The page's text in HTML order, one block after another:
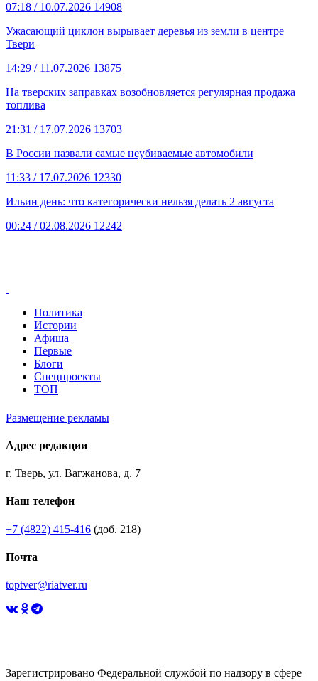
07:18 / 10.07.2026 14908
Ужасающий циклон вырывает деревья из земли в центре
Твери
14:29 / 11.07.2026 13875
На тверских заправках возобновляется регулярная продажа
топлива
21:31 / 17.07.2026 13703
В России назвали самые неубиваемые автомобили
11:33 / 17.07.2026 12330
Ильин день: что категорически нельзя делать 2 августа
00:24 / 02.08.2026 12242
Политика
Истории
Афиша
Первые
Блоги
Спецпроекты
ТОП
Размещение рекламы
Адрес редакции
г. Тверь, ул. Вагжанова, д. 7
Наш телефон
+7 (4822) 415-416 (доб. 218)
Почта
toptver@riatver.ru
Зарегистрировано Федеральной службой по надзору в сфере